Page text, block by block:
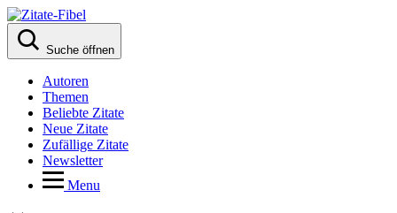
Suche öffnen
Autoren
Themen
Beliebte Zitate
Neue Zitate
Zufällige Zitate
Newsletter
Menu